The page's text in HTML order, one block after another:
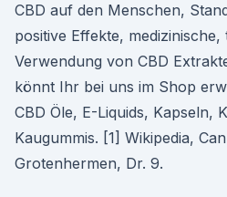
CBD auf den Menschen,
positive Effekte,
Verwendung von CBD
könnt Ihr bei uns im Shop
CBD Öle, E-Liquids, Kapseln,
Kaugummis. [1] Wikipedia,
Grotenhermen, Dr. 9.